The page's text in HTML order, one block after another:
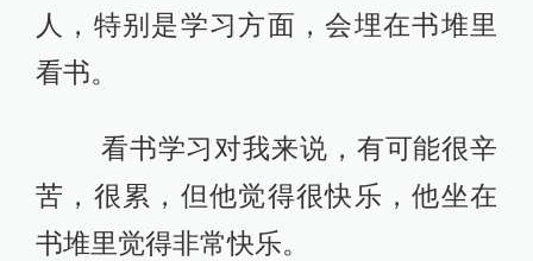
人，特别是学习方面，会埋在书堆里
看书。
看书学习对我来说，有可能很辛
苦，很累，但他觉得很快乐，他坐在
书堆里觉得非常快乐。